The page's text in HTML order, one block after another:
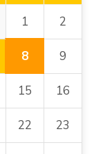
1 2
8 9
15 16
22 23